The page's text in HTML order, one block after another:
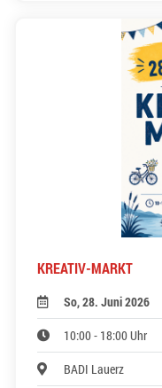
KREATIV-MARKT
So, 28. Juni 2026
10:00 - 18:00 Uhr
BADI Lauerz